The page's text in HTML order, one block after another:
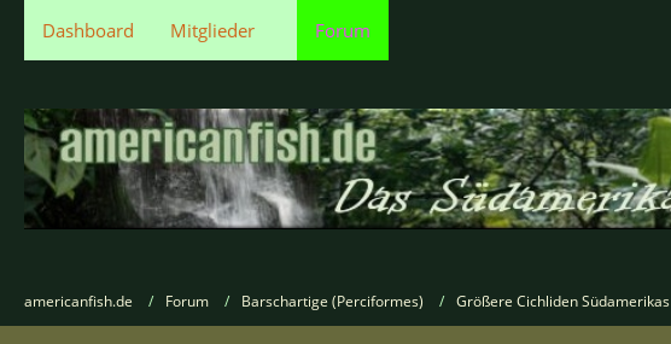
Dashboard Mitglieder Forum
americanfish.de Forum Barschartige (Perciformes) Größere Cichliden Südamerikas